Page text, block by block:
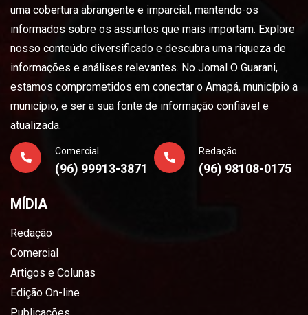
uma cobertura abrangente e imparcial, mantendo-os
informados sobre os assuntos que mais importam. Explore
nosso conteúdo diversificado e descubra uma riqueza de
informações e análises relevantes. No Jornal O Guarani,
estamos comprometidos em conectar o Amapá, município a
município, e ser a sua fonte de informação confiável e
atualizada.
Comercial
(96) 99913-3871
Redação
(96) 98108-0175
MÍDIA
Redação
Comercial
Artigos e Colunas
Edição On-line